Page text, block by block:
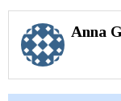
Anna